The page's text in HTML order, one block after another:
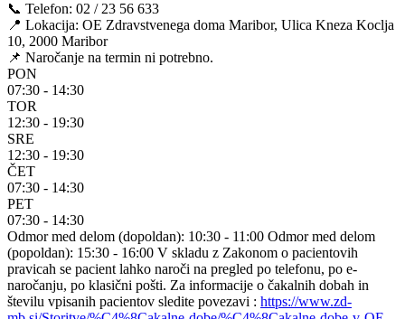
📞 Telefon: 02 / 23 56 633
📍 Lokacija: OE Zdravstvenega doma Maribor, Ulica Kneza Koclja
10, 2000 Maribor
📌 Naročanje na termin ni potrebno.
PON
07:30 - 14:30
TOR
12:30 - 19:30
SRE
12:30 - 19:30
ČET
07:30 - 14:30
PET
07:30 - 14:30
Odmor med delom (dopoldan): 10:30 - 11:00 Odmor med delom
(popoldan): 15:30 - 16:00 V skladu z Zakonom o pacientovih
pravicah se pacient lahko naroči na pregled po telefonu, po e-
naročanju, po klasični pošti. Za informacije o čakalnih dobah in
številu vpisanih pacientov sledite povezavi : https://www.zd-